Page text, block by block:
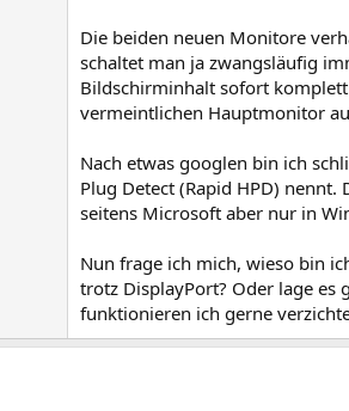
Die beiden neuen Monitore
schaltet man ja zwangsläufig
Bildschirminhalt sofort
vermeintlichen Hauptmonitor
Nach etwas googlen bin ich
Plug Detect (Rapid HPD)
seitens Microsoft aber nur in
Nun frage ich mich, wieso bin
trotz DisplayPort? Oder lage es
funktionieren ich gerne